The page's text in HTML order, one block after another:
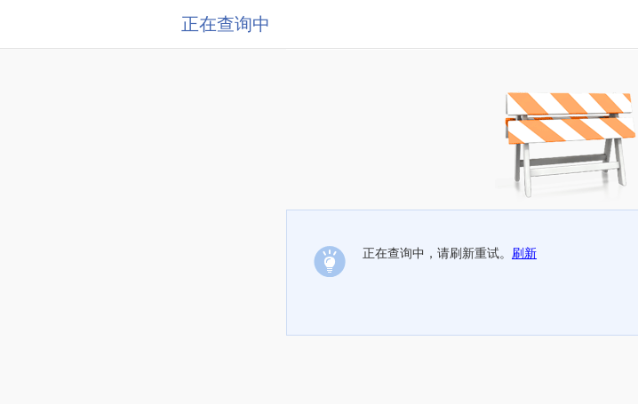
正在查询中
正在查询中，请刷新重试。 刷新